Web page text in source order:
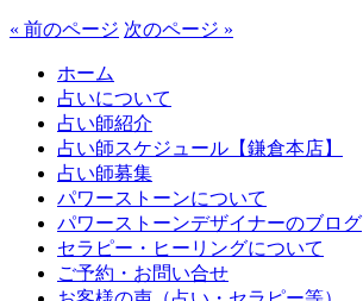
« 前のページ 次のページ »
ホーム
占いについて
占い師紹介
占い師スケジュール【鎌倉本店】
占い師募集
パワーストーンについて
パワーストーンデザイナーのブログ
セラピー・ヒーリングについて
ご予約・お問い合せ